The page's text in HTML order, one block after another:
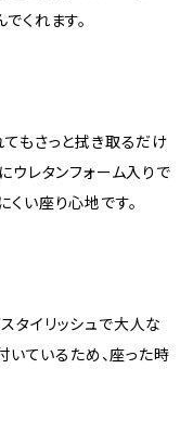
くれます。
もさっと拭き取るだけ
ウレタンフォーム入りで
い座り心地です。
タイリッシュで大人な
いているため、座った時